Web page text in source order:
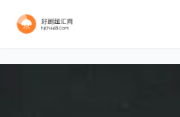
第25集
全集
全集
全集
第10集已完结
全集
完结
第10集完结
第20集完结
第6集完结